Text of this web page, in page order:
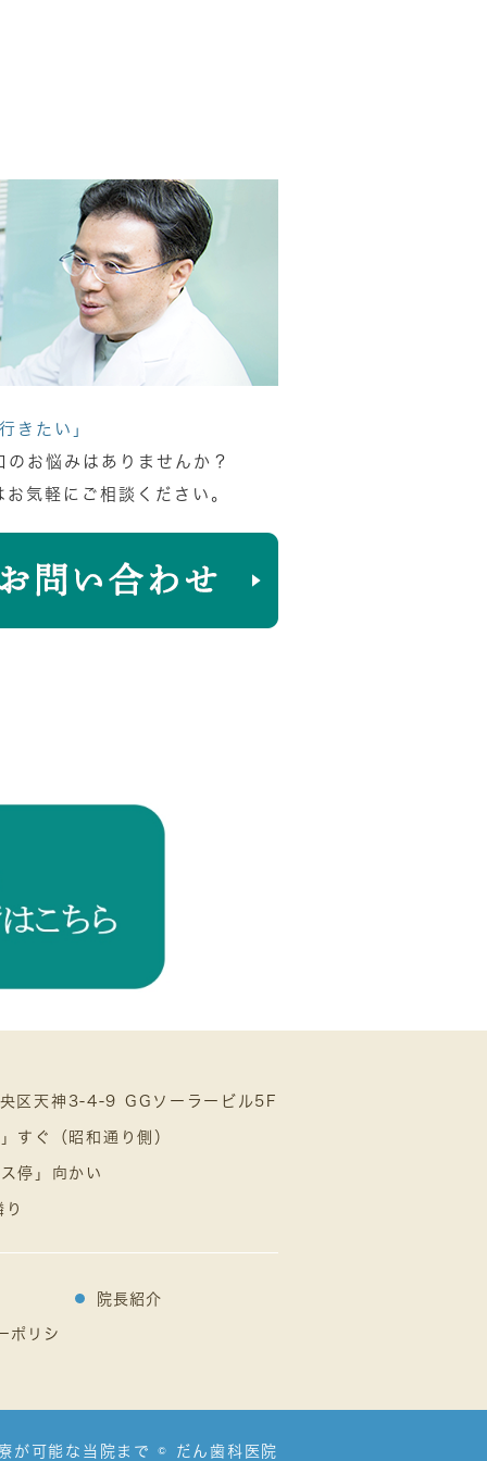
きたい」
のお悩みはありませんか？
気軽にご相談ください。
区天神3-4-9 GGソーラービル5F
すぐ（昭和通り側）
停」向かい
院長紹介
ポリシ
が可能な当院まで © だん歯科医院